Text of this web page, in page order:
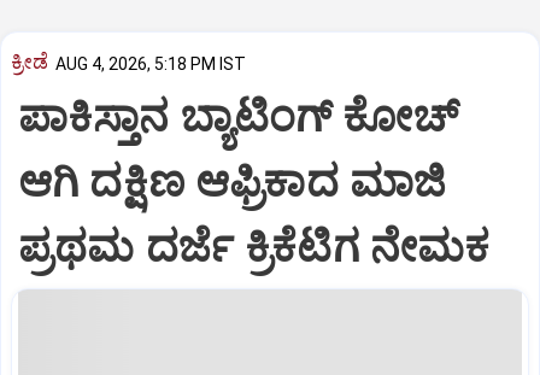
ಕ್ರೀಡೆ AUG 4, 2026, 5:18 PM IST
ಪಾಕಿಸ್ತಾನ ಬ್ಯಾಟಿಂಗ್ ಕೋಚ್
ಆಗಿ ದಕ್ಷಿಣ ಆಫ್ರಿಕಾದ ಮಾಜಿ
ಪ್ರಥಮ ದರ್ಜೆ ಕ್ರಿಕೆಟಿಗ ನೇಮಕ